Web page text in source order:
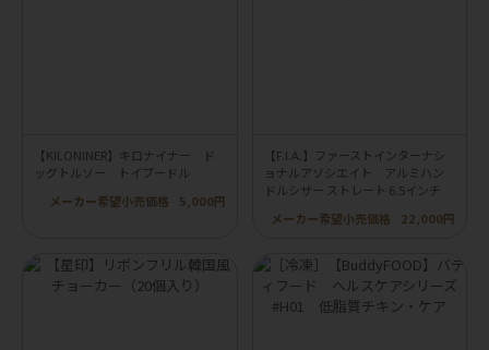
【KILONINER】キロナイナー ド
ッグトルソー トイプードル
メーカー希望小売価格
5,000円
【F.I.A.】ファーストインターナシ
ョナルアソシエイト アルミハン
ドルシザー ストレート 6.5インチ
メーカー希望小売価格
22,000円